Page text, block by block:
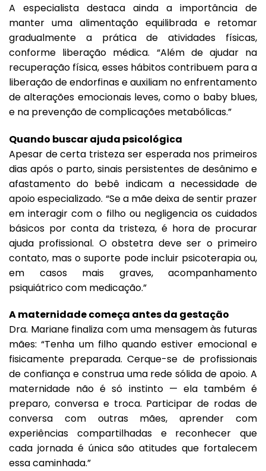
A especialista destaca ainda a importância de
manter uma alimentação equilibrada e retomar
gradualmente a prática de atividades físicas,
conforme liberação médica. “Além de ajudar na
recuperação física, esses hábitos contribuem para a
liberação de endorfinas e auxiliam no enfrentamento
de alterações emocionais leves, como o baby blues,
e na prevenção de complicações metabólicas.”
Quando buscar ajuda psicológica
Apesar de certa tristeza ser esperada nos primeiros
dias após o parto, sinais persistentes de desânimo e
afastamento do bebê indicam a necessidade de
apoio especializado. “Se a mãe deixa de sentir prazer
em interagir com o filho ou negligencia os cuidados
básicos por conta da tristeza, é hora de procurar
ajuda profissional. O obstetra deve ser o primeiro
contato, mas o suporte pode incluir psicoterapia ou,
em casos mais graves, acompanhamento
psiquiátrico com medicação.”
A maternidade começa antes da gestação
Dra. Mariane finaliza com uma mensagem às futuras
mães: “Tenha um filho quando estiver emocional e
fisicamente preparada. Cerque-se de profissionais
de confiança e construa uma rede sólida de apoio. A
maternidade não é só instinto — ela também é
preparo, conversa e troca. Participar de rodas de
conversa com outras mães, aprender com
experiências compartilhadas e reconhecer que
cada jornada é única são atitudes que fortalecem
essa caminhada.”